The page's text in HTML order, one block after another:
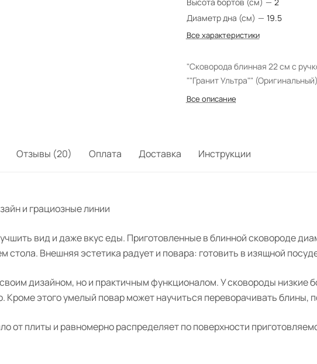
Диаметр дна (см) — 19.5
Все характеристики
"Сковорода блинная 22 см с
""Гранит Ультра""
Все описание
Отзывы (20) Оплата Доставка Инструкции
и грациозные линии
вид и даже вкус еды. Приготовленные в блинной сковороде
стола. Внешняя эстетика радует и повара: готовить в изящной
дизайном, но и практичным функционалом. У сковороды низкие
Кроме этого умелый повар может научиться переворачивать блины,
от плиты и равномерно распределяет по поверхности